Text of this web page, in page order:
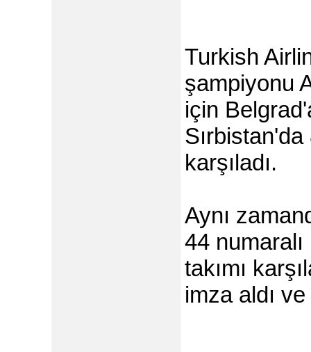
Turkish
şampiyonu
için
karşıladı.
Aynı
44
takımı
imza aldı